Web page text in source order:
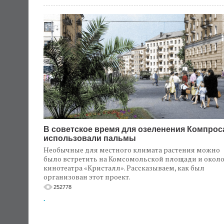
В советское время для озеленения
использовали пальмы
Необычные для местного климата растения можно
было встретить на Комсомольской площади и около
кинотеатра «Кристалл». Рассказываем, как был
организован этот проект.
252778
.